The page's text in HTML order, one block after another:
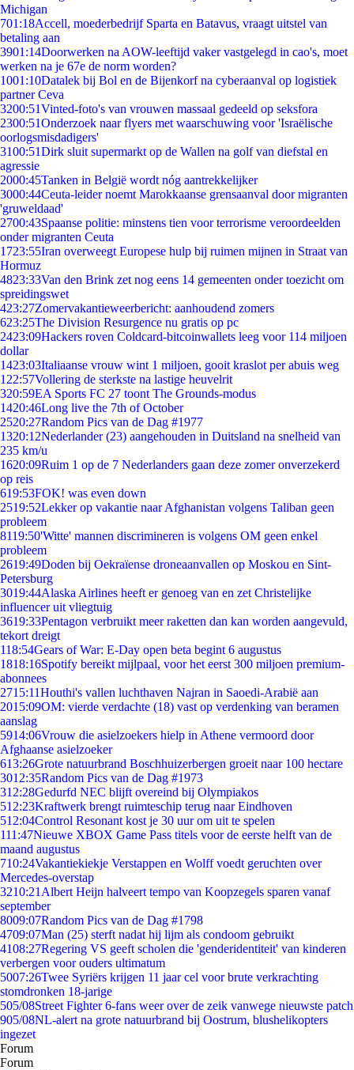
Michigan
701:18Accell, moederbedrijf Sparta en Batavus, vraagt uitstel van
betaling aan
3901:14Doorwerken na AOW-leeftijd vaker vastgelegd in cao's, moet
werken na je 67e de norm worden?
1001:10Datalek bij Bol en de Bijenkorf na cyberaanval op logistiek
partner Ceva
3200:51Vinted-foto's van vrouwen massaal gedeeld op seksfora
2300:51Onderzoek naar flyers met waarschuwing voor 'Israëlische
oorlogsmisdadigers'
3100:51Dirk sluit supermarkt op de Wallen na golf van diefstal en
agressie
2000:45Tanken in België wordt nóg aantrekkelijker
3000:44Ceuta-leider noemt Marokkaanse grensaanval door migranten
'gruweldaad'
2700:43Spaanse politie: minstens tien voor terrorisme veroordeelden
onder migranten Ceuta
1723:55Iran overweegt Europese hulp bij ruimen mijnen in Straat van
Hormuz
4823:33Van den Brink zet nog eens 14 gemeenten onder toezicht om
spreidingswet
423:27Zomervakantieweerbericht: aanhoudend zomers
623:25The Division Resurgence nu gratis op pc
2423:09Hackers roven Coldcard-bitcoinwallets leeg voor 114 miljoen
dollar
1423:03Italiaanse vrouw wint 1 miljoen, gooit kraslot per abuis weg
1 22:57Vollering de sterkste na lastige heuvelrit
320:59EA Sports FC 27 toont The Grounds-modus
1420:46Long live the 7th of October
2520:27Random Pics van de Dag #1977
1320:12Nederlander (23) aangehouden in Duitsland na snelheid van
235 km/u
1620:09Ruim 1 op de 7 Nederlanders gaan deze zomer onverzekerd
op reis
619:53FOK! was even down
2519:52Lekker op vakantie naar Afghanistan volgens Taliban geen
probleem
8119:50'Witte' mannen discrimineren is volgens OM geen enkel
probleem
2619:49Doden bij Oekraïense droneaanvallen op Moskou en Sint-
Petersburg
3019:44Alaska Airlines heeft er genoeg van en zet Christelijke
influencer uit vliegtuig
3619:33Pentagon verbruikt meer raketten dan kan worden aangevuld,
tekort dreigt
118:54Gears of War: E-Day open beta begint 6 augustus
1818:16Spotify bereikt mijlpaal, voor het eerst 300 miljoen premium-
abonnees
2715:11Houthi's vallen luchthaven Najran in Saoedi-Arabië aan
2015:09OM: vierde verdachte (18) vast op verdenking van beramen
aanslag
5914:06Vrouw die asielzoekers hielp in Athene vermoord door
Afghaanse asielzoeker
613:26Grote natuurbrand Boschhuizerbergen groeit naar 100 hectare
3012:35Random Pics van de Dag #1973
312:28Gedurfd NEC blijft overeind bij Olympiakos
512:23Kraftwerk brengt ruimteschip terug naar Eindhoven
512:04Control Resonant kost je 30 uur om uit te spelen
111:47Nieuwe XBOX Game Pass titels voor de eerste helft van de
maand augustus
710:24Vakantiekiekje Verstappen en Wolff voedt geruchten over
Mercedes-overstap
3210:21 Albert Heijn halveert tempo van Koopzegels sparen vanaf
september
8009:07Random Pics van de Dag #1798
4709:07Man (25) sterft nadat hij lijm als condoom gebruikt
4108:27Regering VS geeft scholen die 'genderidentiteit' van kinderen
verbergen voor ouders ultimatum
5007:26Twee Syriërs krijgen 11 jaar cel voor brute verkrachting
stomdronken 18-jarige
505/08Street Fighter 6-fans weer over de zeik vanwege nieuwste patch
905/08NL-alert na grote natuurbrand bij Oostrum, blushelikopters
ingezet
Forum
Forum